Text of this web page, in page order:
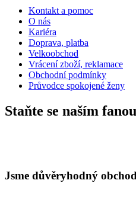
Kontakt a pomoc
O nás
Kariéra
Doprava, platba
Velkoobchod
Vrácení zboží, reklamace
Obchodní podmínky
Průvodce spokojené ženy
Staňte se naším
Jsme důvěryhodný